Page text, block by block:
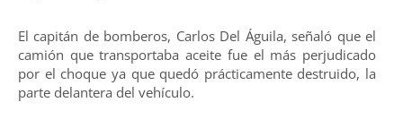
El capitán de bomberos, Carlos Del Águila, señaló que el
camión que transportaba aceite fue el más perjudicado
por el choque ya que quedó prácticamente destruido, la
parte delantera del vehículo.